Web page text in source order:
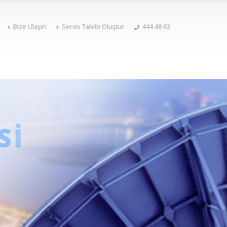
Bize Ulaşın Servis Talebi Oluştur 444 48 63